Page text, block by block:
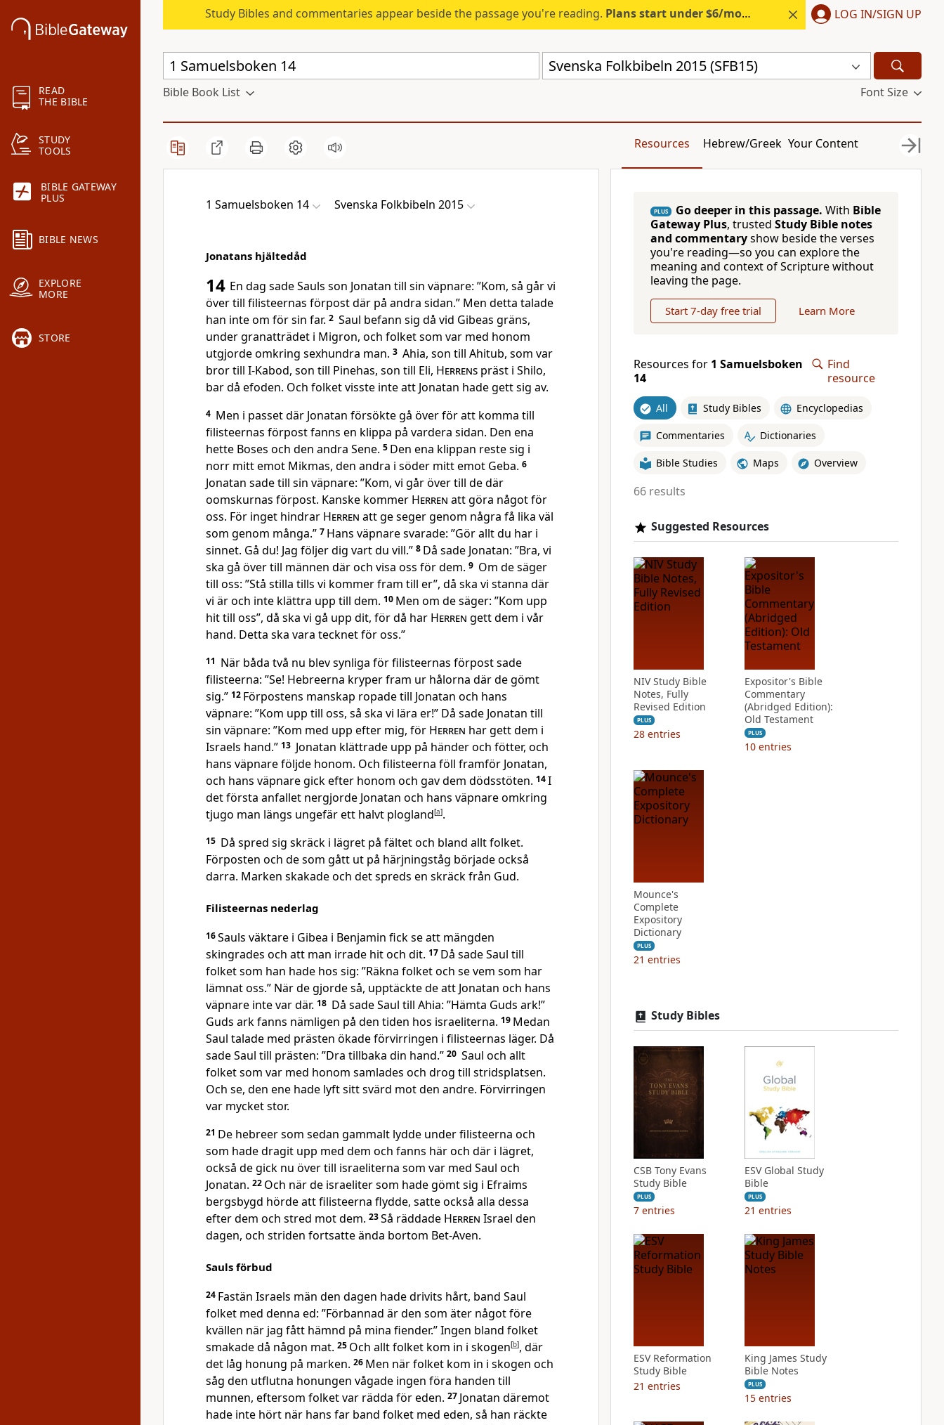
READ
THE BIBLE
STUDY
TOOLS
BIBLE GATEWAY
PLUS
BIBLE NEWS
EXPLORE
MORE
STORE
Study Bibles and commentaries appear beside the passage you're reading. Plans start under $6/month. Start free. LOG IN/SIGN UP
Svenska Folkbibeln 2015 (SFB15)
Bible Book List Font Size
Resources Hebrew/Greek Your Content
1 Samuelsboken 14 Svenska Folkbibeln 2015
Jonatans hjältedåd
14 En dag sade Sauls son Jonatan till sin väpnare: ”Kom, så går vi
över till filisteernas förpost där på andra sidan.” Men detta talade
han inte om för sin far. 2 Saul befann sig då vid Gibeas gräns,
under granatträdet i Migron, och folket som var med honom
utgjorde omkring sexhundra man. 3 Ahia, son till Ahitub, som var
bror till I-Kabod, son till Pinehas, son till Eli, Herrens präst i Shilo,
bar då efoden. Och folket visste inte att Jonatan hade gett sig av.
4 Men i passet där Jonatan försökte gå över för att komma till
filisteernas förpost fanns en klippa på vardera sidan. Den ena
hette Boses och den andra Sene. 5 Den ena klippan reste sig i
norr mitt emot Mikmas, den andra i söder mitt emot Geba. 6
Jonatan sade till sin väpnare: ”Kom, vi går över till de där
oomskurnas förpost. Kanske kommer Herren att göra något för
oss. För inget hindrar Herren att ge seger genom några få lika väl
som genom många.” 7 Hans väpnare svarade: ”Gör allt du har i
sinnet. Gå du! Jag följer dig vart du vill.” 8 Då sade Jonatan: ”Bra, vi
ska gå över till männen där och visa oss för dem. 9 Om de säger
till oss: ”Stå stilla tills vi kommer fram till er”, då ska vi stanna där
vi är och inte klättra upp till dem. 10 Men om de säger: ”Kom upp
hit till oss”, då ska vi gå upp dit, för då har Herren gett dem i vår
hand. Detta ska vara tecknet för oss.”
11 När båda två nu blev synliga för filisteernas förpost sade
filisteerna: ”Se! Hebreerna kryper fram ur hålorna där de gömt
sig.” 12 Förpostens manskap ropade till Jonatan och hans
väpnare: ”Kom upp till oss, så ska vi lära er!” Då sade Jonatan till
sin väpnare: ”Kom med upp efter mig, för Herren har gett dem i
Israels hand.” 13 Jonatan klättrade upp på händer och fötter, och
hans väpnare följde honom. Och filisteerna föll framför Jonatan,
och hans väpnare gick efter honom och gav dem dödsstöten. 14I
det första anfallet nergjorde Jonatan och hans väpnare omkring
tjugo man längs ungefär ett halvt plogland[a].
15 Då spred sig skräck i lägret på fältet och bland allt folket.
Förposten och de som gått ut på härjningståg började också
darra. Marken skakade och det spreds en skräck från Gud.
Filisteernas nederlag
16Sauls väktare i Gibea i Benjamin fick se att mängden
skingrades och att man irrade hit och dit. 17 Då sade Saul till
folket som han hade hos sig: ”Räkna folket och se vem som har
lämnat oss.” När de gjorde så, upptäckte de att Jonatan och hans
väpnare inte var där. 18 Då sade Saul till Ahia: ”Hämta Guds ark!”
Guds ark fanns nämligen på den tiden hos israeliterna. 19 Medan
Saul talade med prästen ökade förvirringen i filisteernas läger. Då
sade Saul till prästen: ”Dra tillbaka din hand.” 20 Saul och allt
folket som var med honom samlades och drog till stridsplatsen.
Och se, den ene hade lyft sitt svärd mot den andre. Förvirringen
var mycket stor.
21 De hebreer som sedan gammalt lydde under filisteerna och
som hade dragit upp med dem och fanns här och där i lägret,
också de gick nu över till israeliterna som var med Saul och
Jonatan. 22 Och när de israeliter som hade gömt sig i Efraims
bergsbygd hörde att filisteerna flydde, satte också alla dessa
efter dem och stred mot dem. 23Så räddade Herren Israel den
dagen, och striden fortsatte ända bortom Bet-Aven.
Sauls förbud
24 Fastän Israels män den dagen hade drivits hårt, band Saul
folket med denna ed: ”Förbannad är den som äter något före
kvällen när jag fått hämnd på mina fiender.” Ingen bland folket
smakade då någon mat. 25 Och allt folket kom in i skogen[b], där
det låg honung på marken. 26 Men när folket kom in i skogen och
såg den utflutna honungen vågade ingen föra handen till
munnen, eftersom folket var rädda för eden. 27 Jonatan däremot
hade inte hört när hans far band folket med eden, så han räckte
PLUS Go deeper in this passage. With Bible
Gateway Plus, trusted Study Bible notes
and commentaryshow beside the verses
you're reading—so you can explore the
meaning and context of Scripture without
leaving the page.
Start 7-day free trial Learn More
Resources for 1 Samuelsboken
14
Find
resource
All Study Bibles Encyclopedias
Commentaries Dictionaries
Bible Studies Maps Overview
66 results
Suggested Resources
NIV Study Bible
Notes, Fully
Revised Edition
PLUS
28 entries
Expositor's Bible
Commentary
(Abridged Edition):
Old Testament
PLUS
10 entries
Mounce's
Complete
Expository
Dictionary
PLUS
21 entries
Study Bibles
CSB Tony Evans
Study Bible
PLUS
7 entries
ESV Global Study
Bible
PLUS
21 entries
ESV Reformation
Study Bible
21 entries
King James Study
Bible Notes
PLUS
15 entries